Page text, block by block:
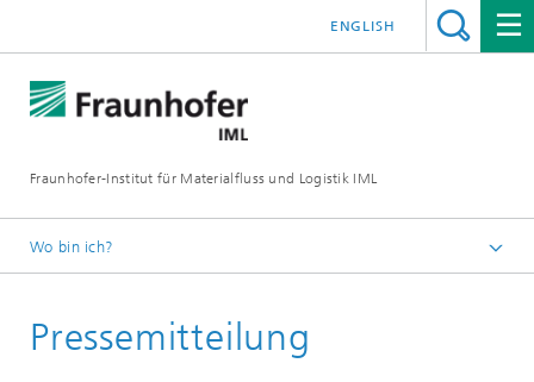
Fraunhofer-Institut für Materialfluss und Logistik IML
ENGLISH
Wo bin ich?
Presse / Medien
Pressemitteilung